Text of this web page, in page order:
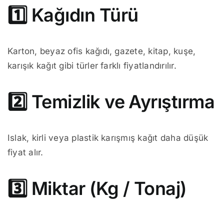
1️⃣ Kağıdın Türü
Karton, beyaz ofis kağıdı, gazete, kitap, kuşe,
karışık kağıt gibi türler farklı fiyatlandırılır.
2️⃣ Temizlik ve Ayrıştırma
Islak, kirli veya plastik karışmış kağıt daha düşük
fiyat alır.
3️⃣ Miktar (Kg / Tonaj)